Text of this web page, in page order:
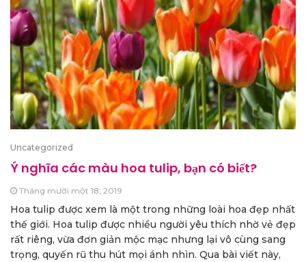
Uncategorized
Ý nghĩa các màu hoa tulip, bạn có biết?
Tháng mười một 18, 2019
Hoa tulip được xem là một trong những loài hoa đẹp nhất
thế giới. Hoa tulip được nhiều người yêu thích nhờ vẻ đẹp
rất riêng, vừa đơn giản mộc mạc nhưng lại vô cùng sang
trọng, quyến rũ thu hút mọi ánh nhìn. Qua bài viết này,